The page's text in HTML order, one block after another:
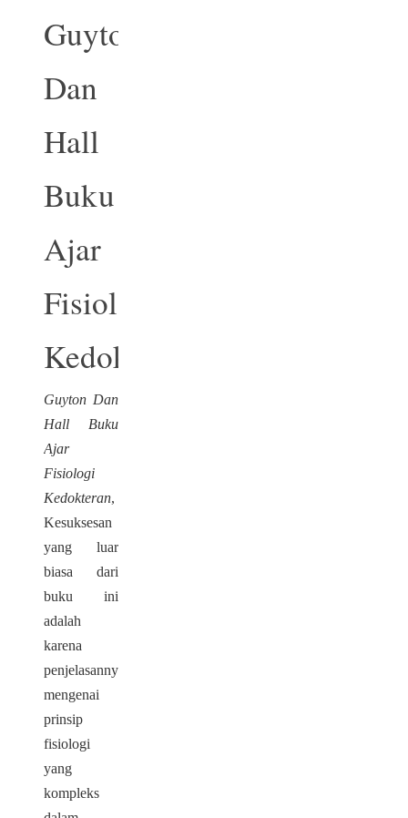
Guyton
Dan
Hall
Buku
Ajar
Fisiologi
Kedokteran
Guyton Dan
Hall Buku
Ajar
Fisiologi
Kedokteran,
Kesuksesan
yang luar
biasa dari
buku ini
adalah
karena
penjelasannya
mengenai
prinsip
fisiologi
yang
kompleks